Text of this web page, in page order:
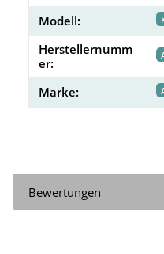
Modell:
Herstellernumm
er:
Marke:
Bewertungen